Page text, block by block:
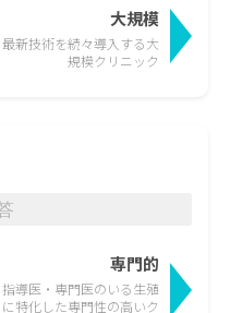
最新技術を続々導入する大
規模クリニック
大規模
指導医・専門医のいる生殖
に特化した専門性の高いク
専門的